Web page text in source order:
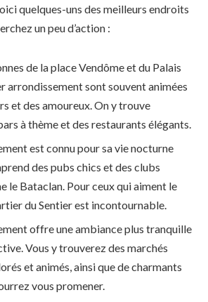
quelques-uns des meilleurs endroits
un peu d’action :
de la place Vendôme et du Palais
arrondissement sont souvent animées
et des amoureux. On y trouve
à thème et des restaurants élégants.
est connu pour sa vie nocturne
des pubs chics et des clubs
le Bataclan. Pour ceux qui aiment le
du Sentier est incontournable.
offre une ambiance plus tranquille
Vous y trouverez des marchés
et animés, ainsi que de charmants
vous promener.